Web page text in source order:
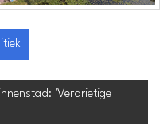
'Verdrietige